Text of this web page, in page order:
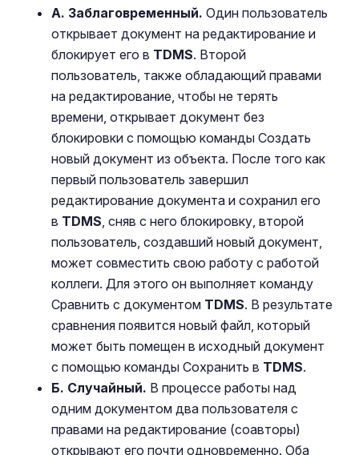
А. Заблаговременный. Один пользователь
открывает документ на редактирование и
блокирует его в TDMS. Второй
пользователь, также обладающий правами
на редактирование, чтобы не терять
времени, открывает документ без
блокировки с помощью команды Создать
новый документ из объекта. После того как
первый пользователь завершил
редактирование документа и сохранил его
в TDMS, сняв с него блокировку, второй
пользователь, создавший новый документ,
может совместить свою работу с работой
коллеги. Для этого он выполняет команду
Сравнить с документом TDMS. В результате
сравнения появится новый файл, который
может быть помещен в исходный документ
с помощью команды Сохранить в TDMS.
Б. Случайный. В процессе работы над
одним документом два пользователя с
правами на редактирование (соавторы)
открывают его почти одновременно. Оба